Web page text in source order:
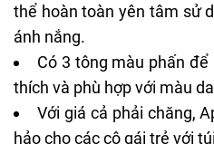
thể hoàn toàn yên tâm sử
ánh nắng.
Có 3 tông màu phấn
thích và phù hợp với màu
Với giá cả phải chăng,
hảo cho các cô gái trẻ với